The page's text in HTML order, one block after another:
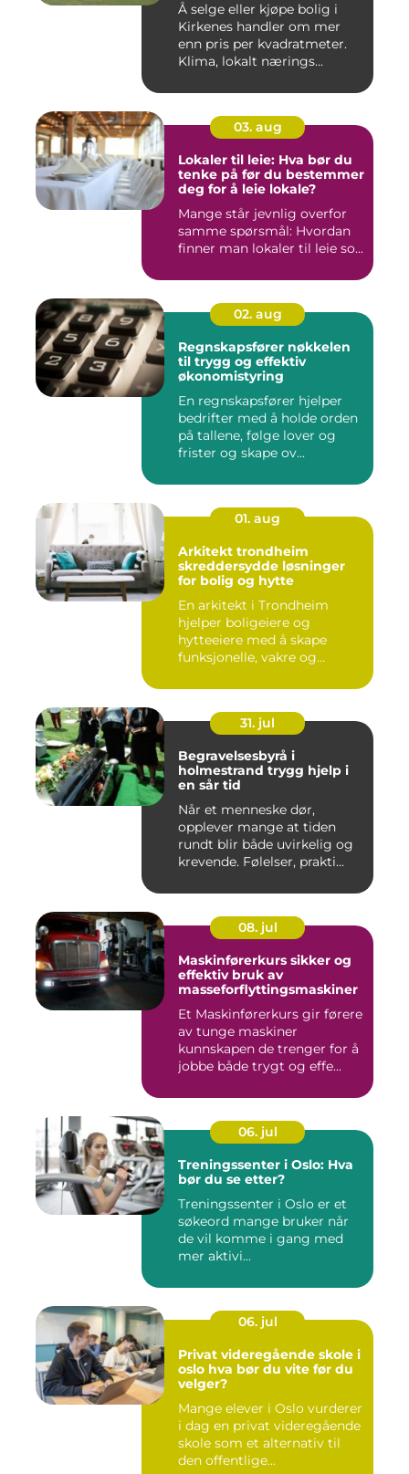
Å selge eller kjøpe bolig i
Kirkenes handler om mer
enn pris per kvadratmeter.
Klima, lokalt nærings...
03. aug
Lokaler til leie: Hva bør du
tenke på før du bestemmer
deg for å leie lokale?
Mange står jevnlig overfor
samme spørsmål: Hvordan
finner man lokaler til leie so...
02. aug
Regnskapsfører nøkkelen
til trygg og effektiv
økonomistyring
En regnskapsfører hjelper
bedrifter med å holde orden
på tallene, følge lover og
frister og skape ov...
01. aug
Arkitekt trondheim
skreddersydde løsninger
for bolig og hytte
En arkitekt i Trondheim
hjelper boligeiere og
hytteeiere med å skape
funksjonelle, vakre og
31. jul
Begravelsesbyrå i
holmestrand trygg hjelp i
en sår tid
Når et menneske dør,
opplever mange at tiden
rundt blir både uvirkelig og
krevende. Følelser, prakti...
08. jul
Maskinførerkurs sikker og
effektiv bruk av
masseforflyttingsmaskiner
Et Maskinførerkurs gir førere
av tunge maskiner
kunnskapen de trenger for å
jobbe både trygt og effe...
06. jul
Treningssenter i Oslo: Hva
bør du se etter?
Treningssenter i Oslo er et
søkeord mange bruker når
de vil komme i gang med
mer aktivi...
06. jul
Privat videregående skole i
oslo hva bør du vite før du
velger?
Mange elever i Oslo vurderer
i dag en privat videregående
skole som et alternativ til
den offentlige...